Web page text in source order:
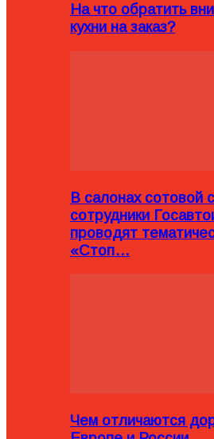
На что обратить
кухни на заказ?
В салонах сотовой
сотрудники
проводят
«Стоп…
Чем отличаются